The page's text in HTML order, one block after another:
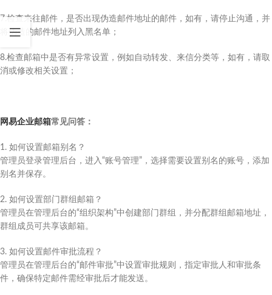
7.检查来往邮件，是否出现伪造邮件地址的邮件，如有，请停止沟通，并
将伪造的邮件地址列入黑名单；
8.检查邮箱中是否有异常设置，例如自动转发、来信分类等，如有，请取
消或修改相关设置；
网易企业邮箱常见问答：
1. 如何设置邮箱别名？
管理员登录管理后台，进入“账号管理”，选择需要设置别名的账号，添加
别名并保存。
2. 如何设置部门群组邮箱？
管理员在管理后台的“组织架构”中创建部门群组，并分配群组邮箱地址，
群组成员可共享该邮箱。
3. 如何设置邮件审批流程？
管理员在管理后台的“邮件审批”中设置审批规则，指定审批人和审批条
件，确保特定邮件需经审批后才能发送。